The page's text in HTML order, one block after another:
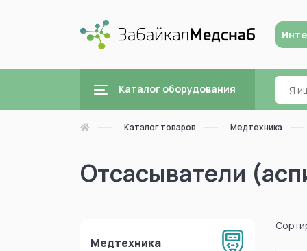
Каталог оборудования
Каталог товаров Медтехника
Отсасыватели
Медтехника